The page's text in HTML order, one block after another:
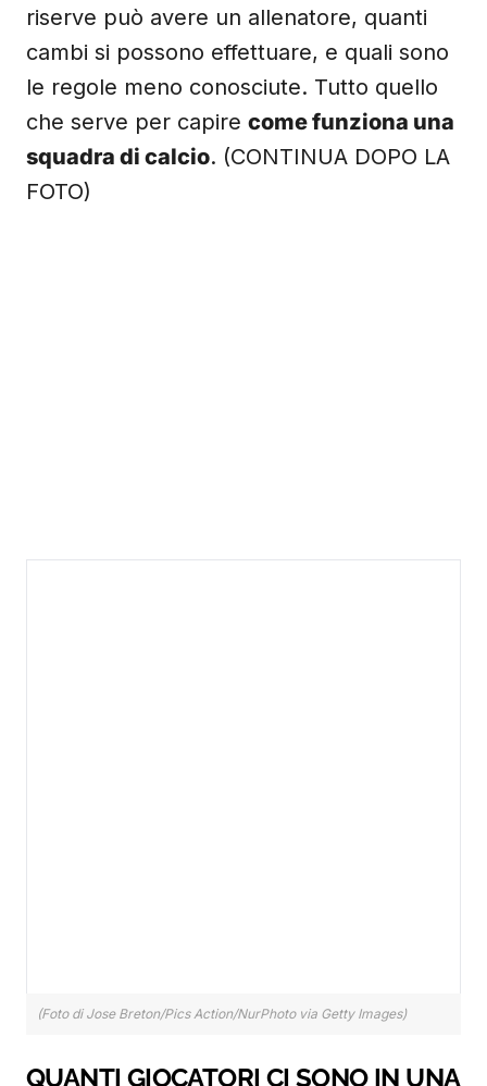
riserve può avere un allenatore, quanti
cambi si possono effettuare, e quali sono
le regole meno conosciute. Tutto quello
che serve per capire come funziona una
squadra di calcio. (CONTINUA DOPO LA
FOTO)
(Foto di Jose Breton/Pics Action/NurPhoto via Getty Images)
QUANTI GIOCATORI CI SONO IN UNA